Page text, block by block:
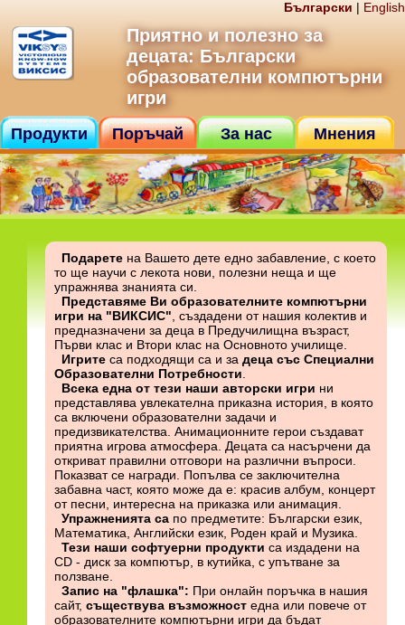
Бългaрски | English
Приятно и полезно за
децата: Български
образователни компютърни
игри
Продукти Поръчай За нас
Мнения
Контакт
Подарете на Вашето дете едно забавление, с което
то ще научи с лекота нови, полезни неща и ще
упражнява знанията си.
Предстaвяме Ви образователните компютърни
игри на "ВИКСИС" , създадени от нашия колектив и
предназначени за деца в Предучилищна възраст,
Първи клас и Втори клас на Основното училище.
Игрите са подходящи са и за деца със Специални
Образователни Потребности
Всека една от тези наши авторски игри ни
представлява увлекателна приказна история, в която
са включени образователни задачи и
предизвикателства. Анимационните герои създават
приятна игрова атмосфера. Децата са насърчени да
откриват правилни отговори на различни въпроси.
Показват се награди. Попълва се заключителна
забавна част, която може да е: красив албум, концерт
от песни, интересна на приказка или анимация.
Упражненията са по предметите: Български език,
Математика, Английски език, Роден край и Музика.
Тези наши софтуерни продукти са издадени на
CD - диск за компютър, в кутийка, с упътване за
ползване.
Запис на "флашка": При онлайн поръчка в нашия
сайт, съществува възможност една или повече от
образователните компютърни игри да бъдат